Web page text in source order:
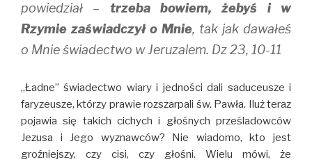
powiedział – trzeba bowiem, żebyś i w
Rzymie zaświadczył o Mnie, tak jak dawałeś
o Mnie świadectwo w Jeruzalem. Dz 23, 10-11
,,Ładne” świadectwo wiary i jedności dali saduceusze i
faryzeusze, którzy prawie rozszarpali św. Pawła. Iluż teraz
pojawia się takich cichych i głośnych prześladowców
Jezusa i Jego wyznawców? Nie wiadomo, kto jest
groźniejszy, czy cisi, czy głośni. Wielu mówi, że